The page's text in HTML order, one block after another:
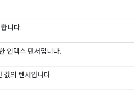
니다.
인덱스 텐서입니다.
값의 텐서입니다.